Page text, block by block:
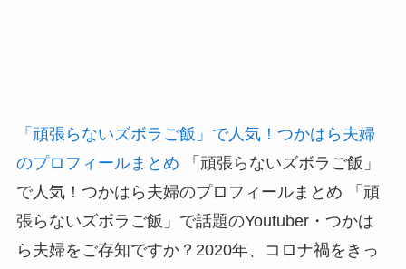
「頑張らないズボラご飯」で人気！つかはら夫婦
のプロフィールまとめ
「頑張らないズボラご飯」
で人気！つかはら夫婦のプロフィールまとめ 「頑
張らないズボラご飯」で話題のYoutuber・つかは
ら夫婦をご存知ですか？2020年、コロナ禍をきっ